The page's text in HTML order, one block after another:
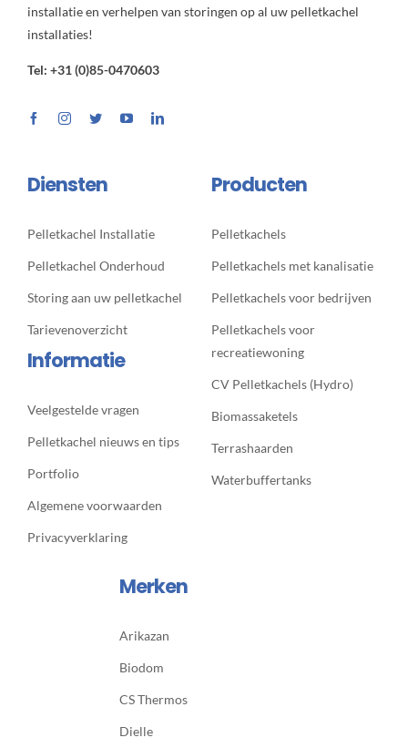
installatie en verhelpen van storingen op al uw pelletkachel
installaties!
Tel: +31 (0)85-0470603
Diensten
Pelletkachel Installatie
Pelletkachel Onderhoud
Storing aan uw pelletkachel
Tarievenoverzicht
Informatie
Veelgestelde vragen
Pelletkachel nieuws en tips
Portfolio
Algemene voorwaarden
Privacyverklaring
Producten
Pelletkachels
Pelletkachels met kanalisatie
Pelletkachels voor bedrijven
Pelletkachels voor
recreatiewoning
CV Pelletkachels (Hydro)
Biomassaketels
Terrashaarden
Waterbuffertanks
Merken
Arikazan
Biodom
CS Thermos
Dielle